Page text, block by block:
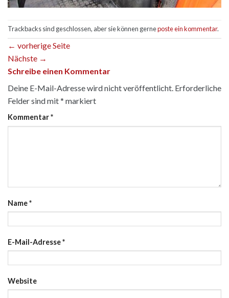
Trackbacks sind geschlossen, aber sie können gerneposte ein kommentar.
← vorherige Seite
Nächste →
Schreibe einen Kommentar
Deine E-Mail-Adresse wird nicht veröffentlicht. Erforderliche
Felder sind mit* markiert
Kommentar*
Name*
E-Mail-Adresse*
Website